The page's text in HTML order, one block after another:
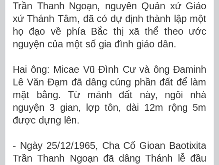
Trần Thanh Ngoạn, nguyên Quản xứ Giáo
xứ Thánh Tâm, đã có dự định thành lập một
họ đạo về phía Bắc thị xã thể theo ước
nguyện của một số gia đình giáo dân.
Hai ông: Micae Vũ Đình Cư và ông Đaminh
Lê Văn Đạm đã dâng cúng phần đất để làm
mặt bằng. Từ mảnh đất này, ngôi nhà
nguyện 3 gian, lợp tôn, dài 12m rộng 5m
được dựng lên.
- Ngày 25/12/1965, Cha Cố Gioan Baotixita
Trần Thanh Ngoạn đã dâng Thánh lễ đầu